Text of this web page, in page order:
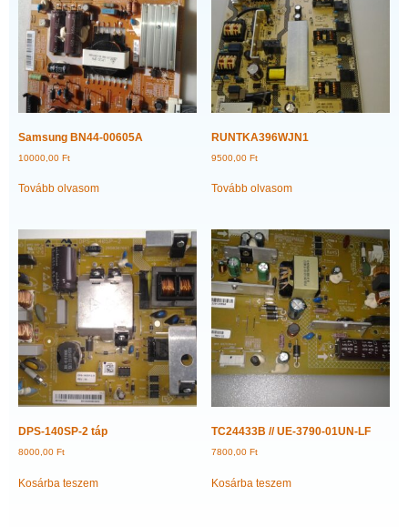
Samsung BN44-00605A
10000,00 Ft
Tovább olvasom
RUNTKA396WJN1
9500,00Ft
Tovább olvasom
DPS-140SP-2 táp
8000,00 Ft
Kosárba teszem
TC24433B // UE-3790-01UN-LF
7800,00 Ft
Kosárba teszem